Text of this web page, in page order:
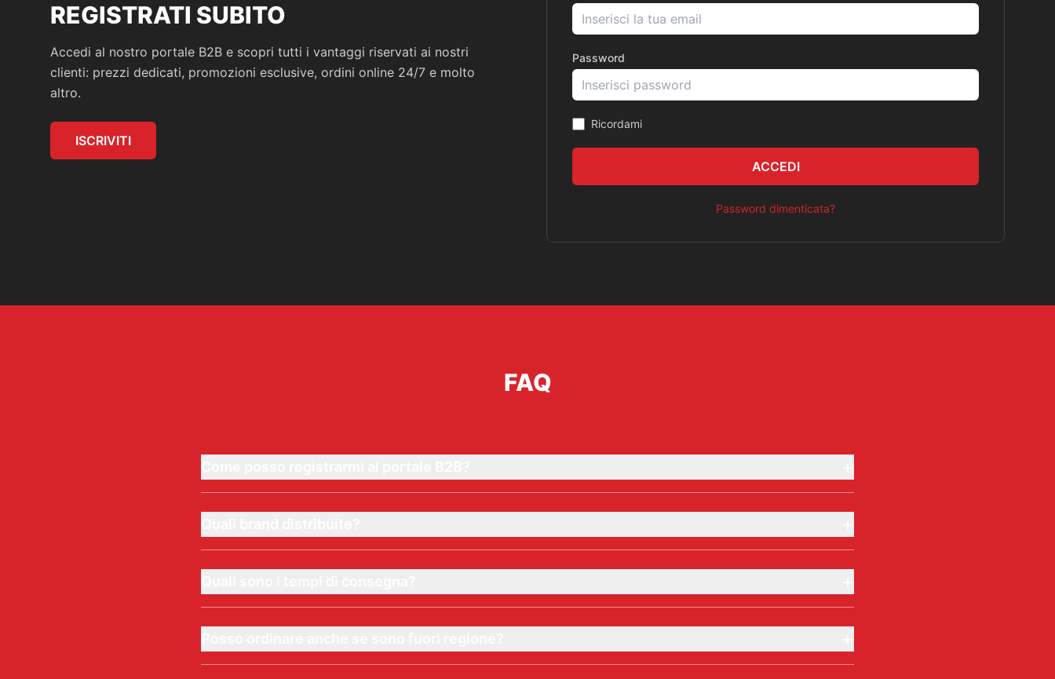
REGISTRATI SUBITO
Accedi al nostro portale B2B e scopri tutti i vantaggi riservati ai nostri
clienti: prezzi dedicati, promozioni esclusive, ordini online 24/7 e molto
altro.
ISCRIVITI
Password
Ricordami
ACCEDI
Password dimenticata?
FAQ